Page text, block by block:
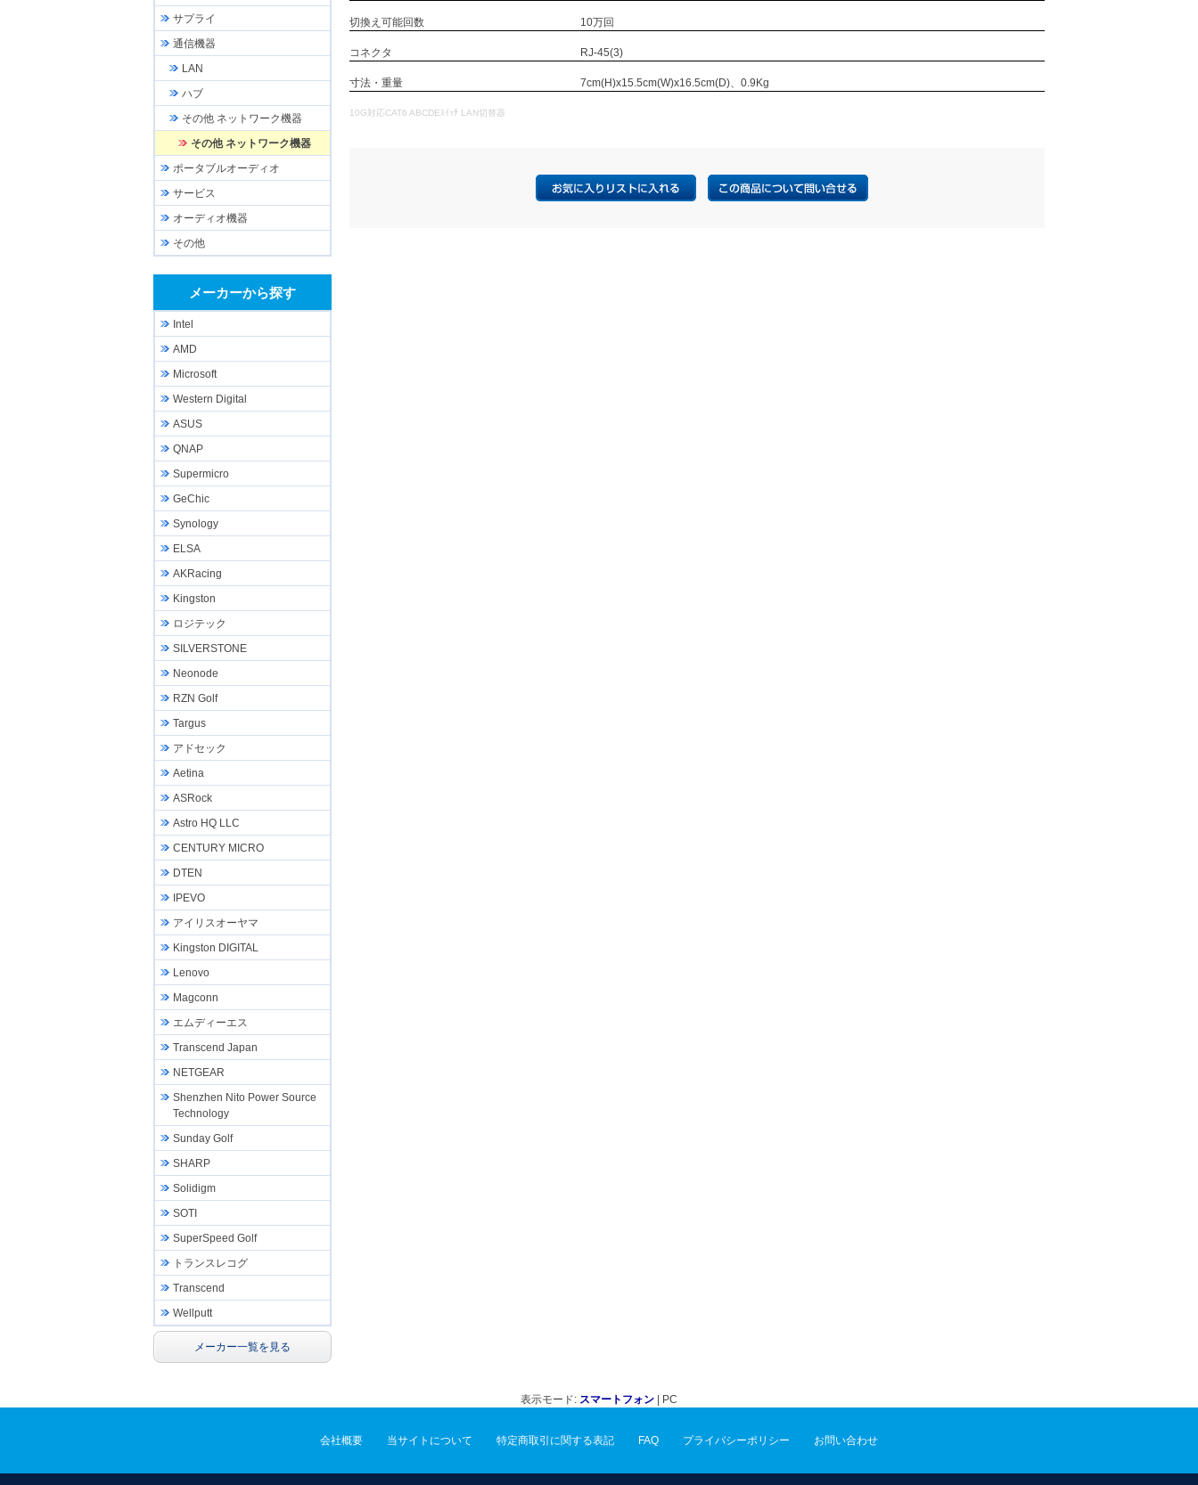
切換え可能回数 10万回
コネクタ RJ-45(3)
寸法・重量 7cm(H)x15.5cm(W)x16.5cm(D)、0.9Kg
10G対応CAT6 ABCDEｽｲｯﾁ LAN切替器
サプライ
通信機器
LAN
ハブ
その他 ネットワーク機器
その他 ネットワーク機器
ポータブルオーディオ
サービス
オーディオ機器
その他
メーカーから探す
Intel
AMD
Microsoft
Western Digital
ASUS
QNAP
Supermicro
GeChic
Synology
ELSA
AKRacing
Kingston
ロジテック
SILVERSTONE
Neonode
RZN Golf
Targus
アドセック
Aetina
ASRock
Astro HQ LLC
CENTURY MICRO
DTEN
IPEVO
アイリスオーヤマ
Kingston DIGITAL
Lenovo
Magconn
エムディーエス
Transcend Japan
NETGEAR
Shenzhen Nito Power Source
Technology
Sunday Golf
SHARP
Solidigm
SOTI
SuperSpeed Golf
トランスレコグ
Transcend
Wellputt
メーカー一覧を見る
表示モード: スマートフォン | PC
会社概要 当サイトについて 特定商取引に関する表記 FAQ プライバシーポリシー お問い合わせ